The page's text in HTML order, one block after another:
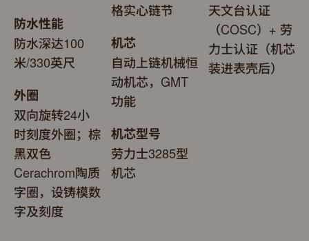
防水性能
防水深达100
米/330英尺
外圈
双向旋转24小
时刻度外圈；棕
黑双色
Cerachrom陶质
字圈，设铸模数
字及刻度
格实心链节
机芯
自动上链机械恒
动机芯，GMT
功能
机芯型号
劳力士3285型
机芯
天文台认证
（COSC）+ 劳
力士认证（机芯
装进表壳后）